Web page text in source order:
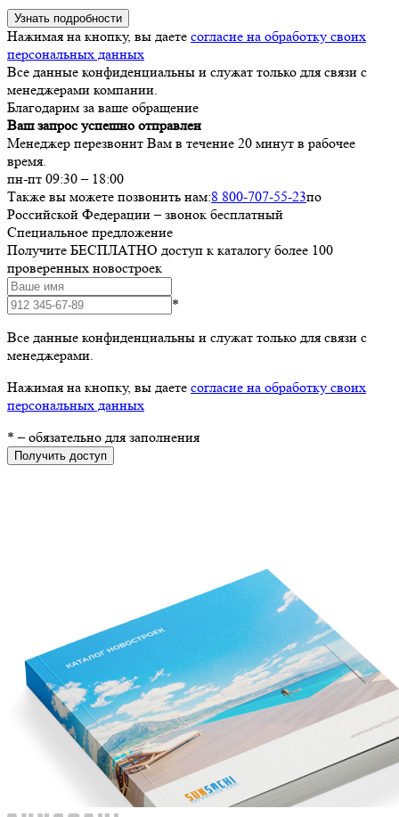
Узнать подробности
Нажимая на кнопку, вы даете согласие на обработку своих
персональных данных
Все данные конфиденциальны и служат только для связи с
менеджерами компании.
Благодарим за ваше обращение
Ваш запрос успешно отправлен
Менеджер перезвонит Вам в течение 20 минут в рабочее
время.
пн-пт 09:30 – 18:00
Также вы можете позвонить нам:8 800-707-55-23по
Российской Федерации – звонок бесплатный
Специальное предложение
Получите БЕСПЛАТНО доступ к каталогу более 100
проверенных новостроек
*
Все данные конфиденциальны и служат только для связи с
менеджерами.
Нажимая на кнопку, вы даете согласие на обработку своих
персональных данных
* – обязательно для заполнения
Получить доступ